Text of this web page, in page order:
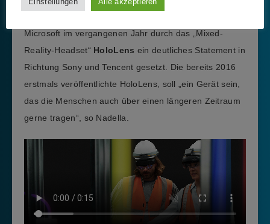
Microsoft im vergangenen Jahr durch das „Mixed-
Reality-Headset“ HoloLens ein deutliches Statement in
Richtung Sony und Tencent gesetzt. Die bereits 2016
erstmals veröffentlichte HoloLens, soll „ein Gerät sein,
das die Menschen auch über einen längeren Zeitraum
gerne tragen“, so Nadella.